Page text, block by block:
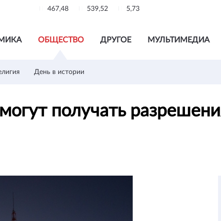
467,48 539,52 5,73
ОБЩЕСТВО ДРУГОЕ МУЛЬТИМЕДИА
День в истории
получать